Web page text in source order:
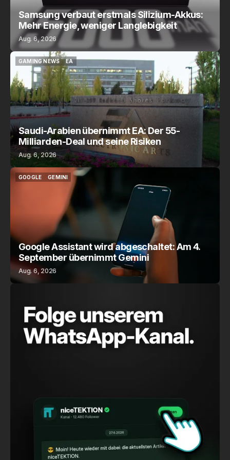
Samsung verbaut erstmals Silizium-Akkus:
Mehr Energie, weniger Langlebigkeit
Aug. 6, 2026
GAMING NEWS
GAMING NEWS
EA
EA
Saudi-Arabien übernimmt EA: Der 55-
Milliarden-Deal und seine Risiken
Aug. 6, 2026
GOOGLE
GEMINI
Google Assistant wird abgeschaltet: Am 4.
September übernimmt Gemini
Aug. 6, 2026